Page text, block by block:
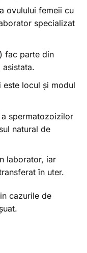
ovulului femeii cu
specializat
) fac parte din
locul și modul
spermatozoizilor
natural de
laborator, iar
în uter.
cazurile de